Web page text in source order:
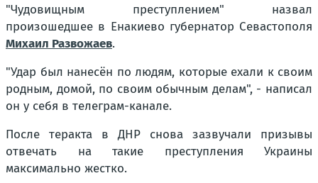
"Чудовищным преступлением" назвал
произошедшее в Енакиево губернатор Севастополя
Михаил Развожаев.
"Удар был нанесён по людям, которые ехали к своим
родным, домой, по своим обычным делам", - написал
он у себя в телеграм-канале.
После теракта в ДНР снова зазвучали призывы
отвечать на такие преступления Украины
максимально жестко.